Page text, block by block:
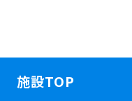
施設TOP